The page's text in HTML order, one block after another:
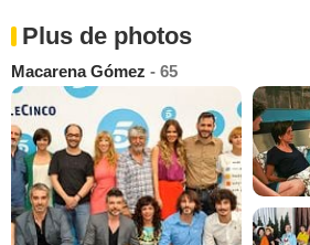
Plus de photos
Macarena Gómez - 65